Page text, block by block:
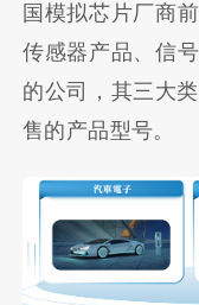
国模拟芯片厂商
传感器产品、信
的公司，其三大
售的产品型号。